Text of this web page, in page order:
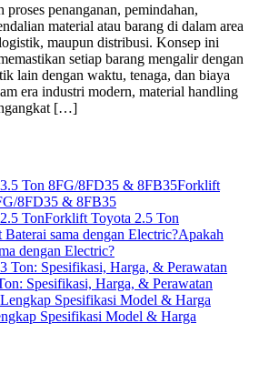
penanganan, pemindahan,
material atau barang di dalam area
maupun distribusi. Konsep ini
setiap barang mengalir dengan
lain dengan waktu, tenaga, dan biaya
era industri modern, material handling
[…]
Forklift
8FD35 & 8FB35
Forklift Toyota 2.5 Ton
Apakah
dengan Electric?
Spesifikasi, Harga, & Perawatan
Spesifikasi Model & Harga